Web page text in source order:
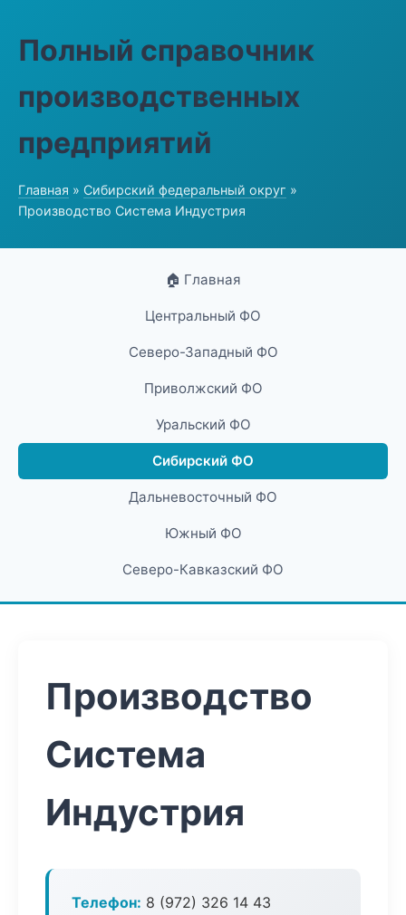
Полный справочник
производственных
предприятий
Главная » Сибирский федеральный округ »
Производство Система Индустрия
🏠 Главная
Центральный ФО
Северо-Западный ФО
Приволжский ФО
Уральский ФО
Сибирский ФО
Дальневосточный ФО
Южный ФО
Северо-Кавказский ФО
Производство
Система
Индустрия
Телефон: 8 (972) 326 14 43